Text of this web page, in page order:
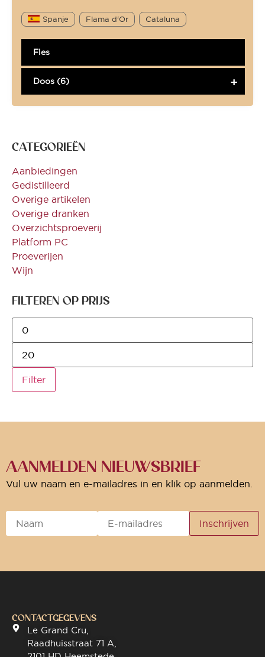
CATEGORIEËN
Aanbiedingen
Gedistilleerd
Overige artikelen
Overige dranken
Overzichtsproeverij
Platform PC
Proeverijen
Wijn
FILTEREN OP PRIJS
Filter
Spanje Flama d'Or Cataluna
Fles
Doos (6)
AANMELDEN NIEUWSBRIEF
Vul uw naam en e-mailadres in en klik op aanmelden.
CONTACTGEGEVENS
Le Grand Cru,
Raadhuisstraat 71 A,